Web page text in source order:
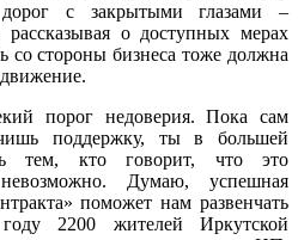
дорог с закрытыми глазами –
о доступных мерах
со стороны бизнеса тоже должна
порог недоверия. Пока сам
поддержку, ты в большей
тем, кто говорит, что это
Думаю, успешная
поможет нам развенчать
2200 жителей Иркутской